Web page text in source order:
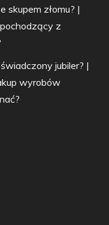
skupem złomu? |
pochodzący z
jubiler? |
wyrobów